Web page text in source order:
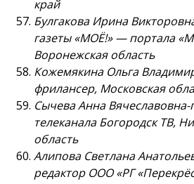
край
Булгакова Ирина
газеты «МОЁ!» — портала
Воронежская область
Кожемякина Ольга
фрилансер, Московская
Сычева Анна
телеканала Богородск ТВ,
область
Алипова Светлана
редактор ООО «РГ